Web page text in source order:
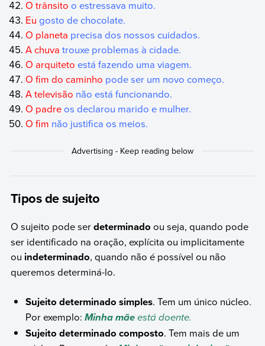
O trânsito o estressava muito.
Eu gosto de chocolate.
O planeta precisa dos nossos cuidados.
A chuva trouxe problemas à cidade.
O arquiteto está fazendo uma viagem.
O fim do caminho pode ser um novo começo.
A televisão não está funcionando.
O padreos declarou marido e mulher.
O fim não justifica os meios.
Tipos de sujeito
O sujeito pode serdeterminado ou seja, quando pode
ser identificado na oração, explícita ou implicitamente
ou indeterminado, quando não é possível ou não
queremos determiná-lo.
Sujeito determinado simples. Tem um único núcleo.
Por exemplo:Minha mãe está doente.
Sujeito determinado composto. Tem mais de um